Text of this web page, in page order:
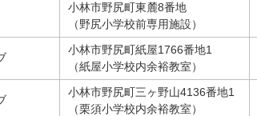
小林市野尻町東麓8番地
（野尻小学校前専用施設）
小林市野尻町紙屋1766番地1
（紙屋小学校内余裕教室）
小林市野尻町三ヶ野山4136番地1
（栗須小学校内余裕教室）